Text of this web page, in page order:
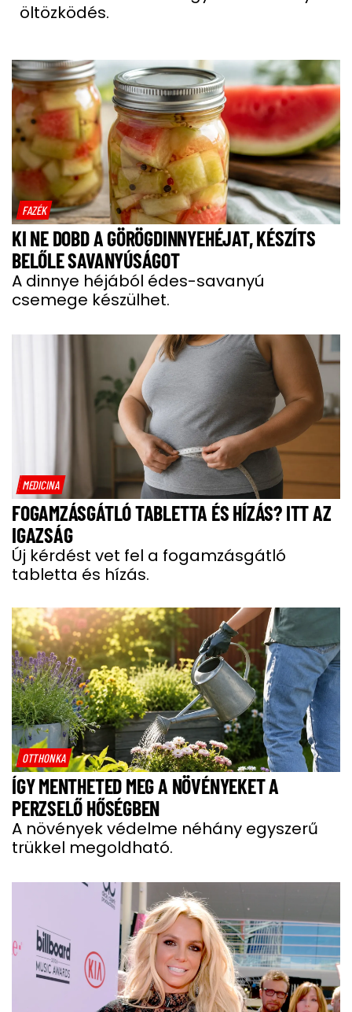
öltözködés.
FAZÉK
KI NE DOBD A GÖRÖGDINNYEHÉJAT, KÉSZÍTS
BELŐLE SAVANYÚSÁGOT
A dinnye héjából édes-savanyú
csemege készülhet.
MEDICINA
FOGAMZÁSGÁTLÓ TABLETTA ÉS HÍZÁS? ITT AZ
IGAZSÁG
Új kérdést vet fel a fogamzásgátló
tabletta és hízás.
OTTHONKA
ÍGY MENTHETED MEG A NÖVÉNYEKET A
PERZSELŐ HŐSÉGBEN
A növények védelme néhány egyszerű
trükkel megoldható.